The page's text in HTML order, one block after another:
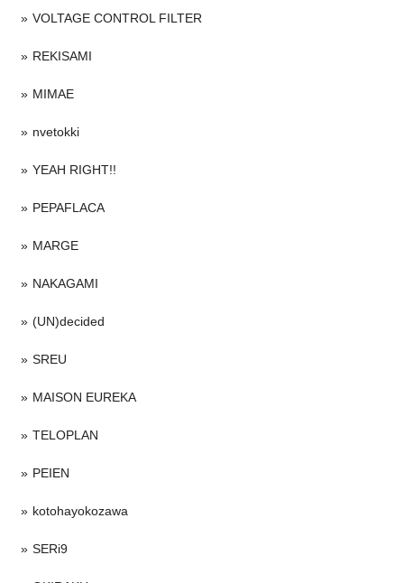
VOLTAGE CONTROL FILTER
REKISAMI
MIMAE
nvetokki
YEAH RIGHT!!
PEPAFLACA
MARGE
NAKAGAMI
(UN)decided
SREU
MAISON EUREKA
TELOPLAN
PEIEN
kotohayokozawa
SERi9